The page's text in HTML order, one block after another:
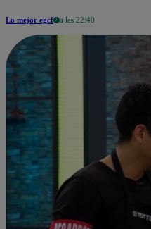
Lo mejor egcf a las 22:40